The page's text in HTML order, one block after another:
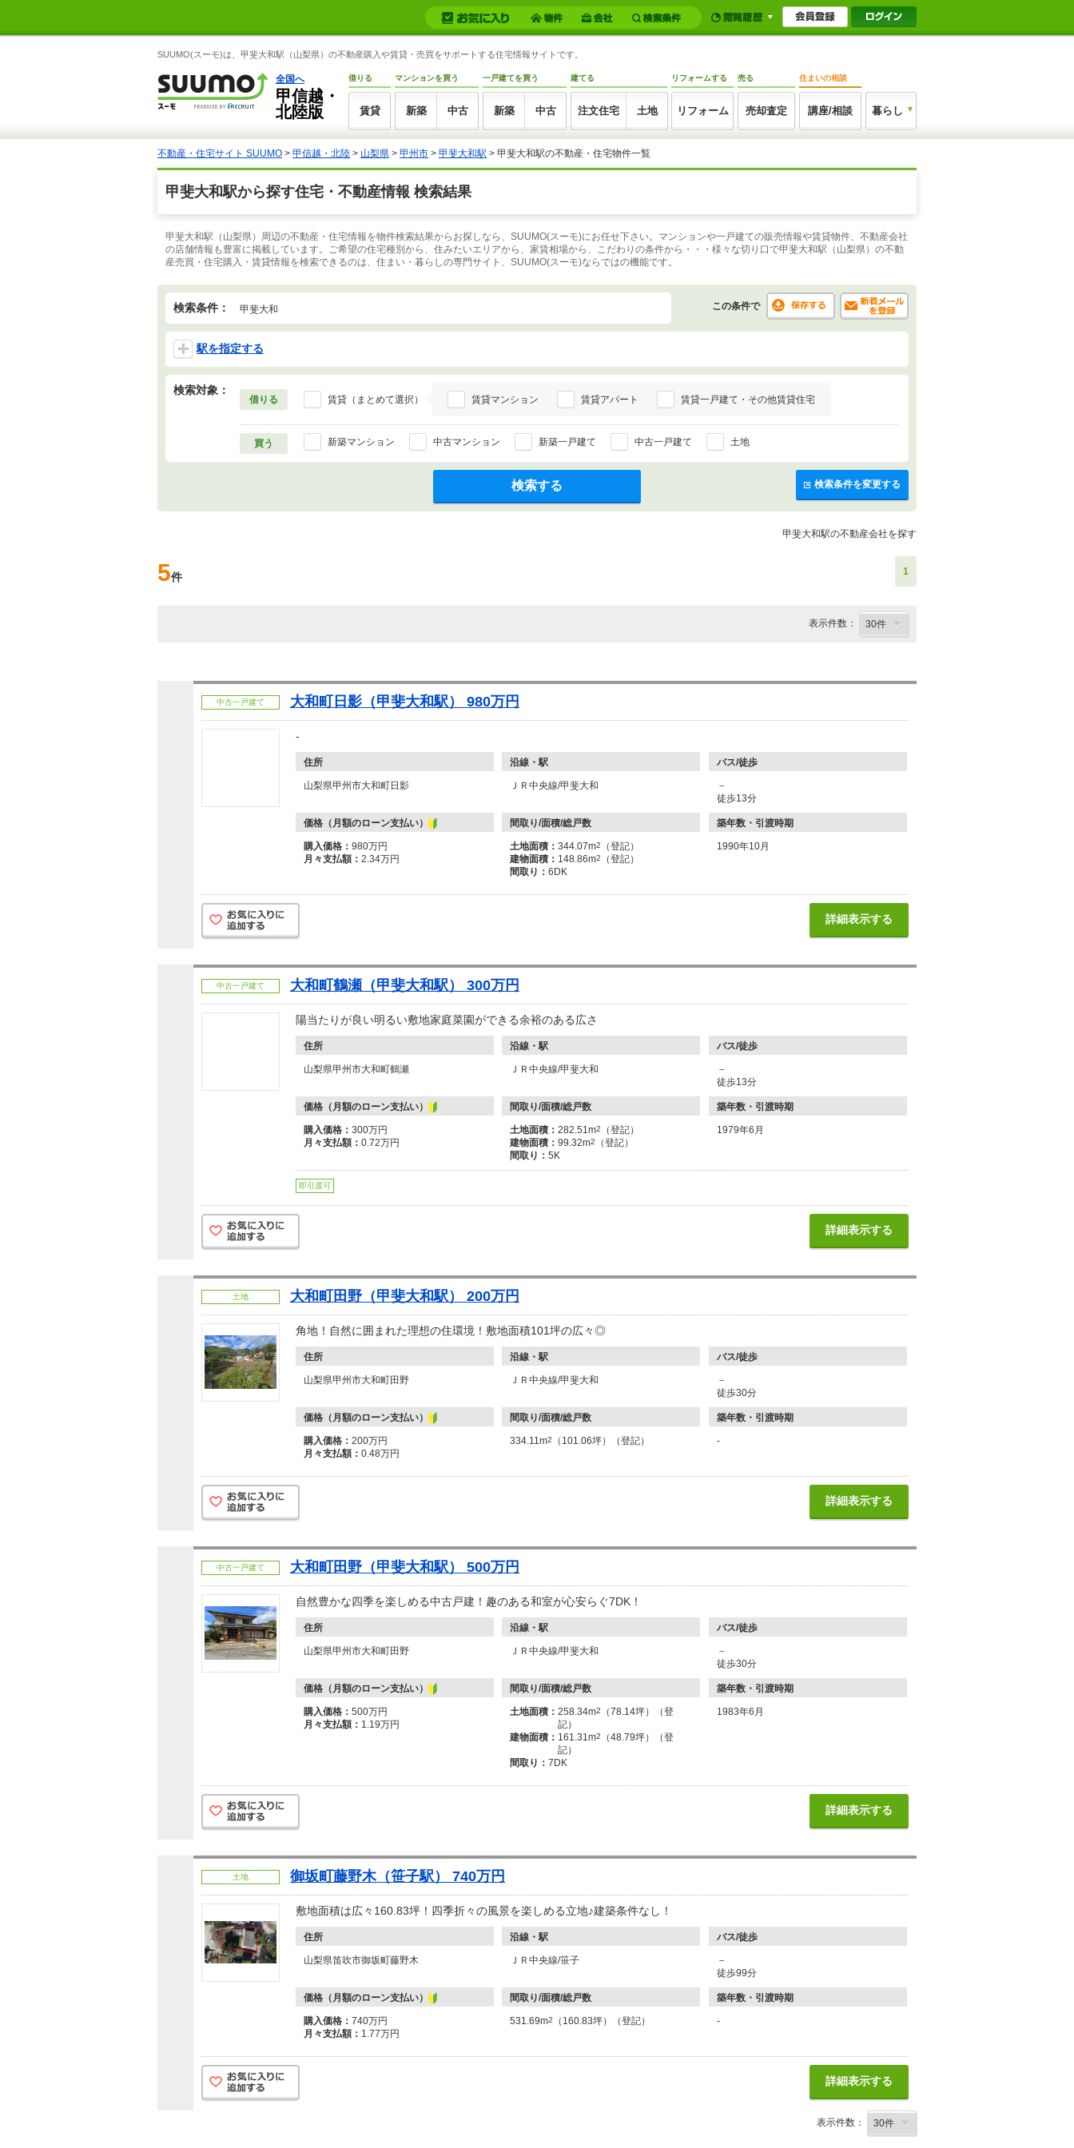
SUUMO(スーモ)は、甲斐大和駅（山梨県）の不動産購入や賃貸・売買をサポートする住宅情報サイトです。
全国へ
甲信越・
北陸版
借りる
賃貸
マンションを買う
新築 中古
一戸建てを買う
新築 中古
建てる
注文住宅 土地
リフォームする
リフォーム
売る
売却査定
住まいの相談
講座/相談 暮らし
不動産・住宅サイト SUUMO > 甲信越・北陸 > 山梨県 > 甲州市 > 甲斐大和駅 > 甲斐大和駅の不動産・住宅物件一覧
甲斐大和駅から探す住宅・不動産情報 検索結果
甲斐大和駅（山梨県）周辺の不動産・住宅情報を物件検索結果からお探しなら、SUUMO(スーモ)にお任せ下さい。マンションや一戸建ての販売情報や賃貸物件、不動産会社
の店舗情報も豊富に掲載しています。ご希望の住宅種別から、住みたいエリアから、家賃相場から、こだわりの条件から・・・様々な切り口で甲斐大和駅（山梨県）の不動
産売買・住宅購入・賃貸情報を検索できるのは、住まい・暮らしの専門サイト、SUUMO(スーモ)ならではの機能です。
検索条件： 甲斐大和 この条件で
駅を指定する
検索対象：
借りる 賃貸（まとめて選択） 賃貸マンション 賃貸アパート 賃貸一戸建て・その他賃貸住宅
買う 新築マンション 中古マンション 新築一戸建て 中古一戸建て 土地
検索条件を変更する
検索する
甲斐大和駅の不動産会社を探す
5件 1
表示件数：
中古一戸建て 大和町日影（甲斐大和駅） 980万円
-
住所 沿線・駅 バス/徒歩
山梨県甲州市大和町日影 ＪＲ中央線/甲斐大和
－
徒歩13分
価格（月額のローン支払い） 間取り/面積/総戸数 築年数・引渡時期
購入価格： 980万円
月々支払額： 2.34万円
土地面積： 344.07m2
（登記）
建物面積： 148.86m2
（登記）
間取り： 6DK
1990年10月
詳細表示する
中古一戸建て 大和町鶴瀬（甲斐大和駅） 300万円
陽当たりが良い明るい敷地家庭菜園ができる余裕のある広さ
住所 沿線・駅 バス/徒歩
山梨県甲州市大和町鶴瀬 ＪＲ中央線/甲斐大和
－
徒歩13分
価格（月額のローン支払い） 間取り/面積/総戸数 築年数・引渡時期
購入価格： 300万円
月々支払額： 0.72万円
土地面積： 282.51m2
（登記）
建物面積： 99.32m2
（登記）
間取り： 5K
1979年6月
即引渡可
詳細表示する
土地 大和町田野（甲斐大和駅） 200万円
角地！自然に囲まれた理想の住環境！敷地面積101坪の広々◎
住所 沿線・駅 バス/徒歩
山梨県甲州市大和町田野 ＪＲ中央線/甲斐大和
－
徒歩30分
価格（月額のローン支払い） 間取り/面積/総戸数 築年数・引渡時期
購入価格： 200万円
月々支払額： 0.48万円
334.11m2 （101.06坪）（登記） -
詳細表示する
中古一戸建て 大和町田野（甲斐大和駅） 500万円
自然豊かな四季を楽しめる中古戸建！趣のある和室が心安らぐ7DK！
住所 沿線・駅 バス/徒歩
山梨県甲州市大和町田野 ＪＲ中央線/甲斐大和
－
徒歩30分
価格（月額のローン支払い） 間取り/面積/総戸数 築年数・引渡時期
購入価格： 500万円
月々支払額： 1.19万円
土地面積： 258.34m2
（78.14坪）（登
記）
建物面積： 161.31m2
（48.79坪）（登
記）
間取り： 7DK
1983年6月
詳細表示する
土地 御坂町藤野木（笹子駅） 740万円
敷地面積は広々160.83坪！四季折々の風景を楽しめる立地♪建築条件なし！
住所 沿線・駅 バス/徒歩
山梨県笛吹市御坂町藤野木 ＪＲ中央線/笹子
－
徒歩99分
価格（月額のローン支払い） 間取り/面積/総戸数 築年数・引渡時期
購入価格： 740万円
月々支払額： 1.77万円
531.69m2 （160.83坪）（登記） -
詳細表示する
表示件数：